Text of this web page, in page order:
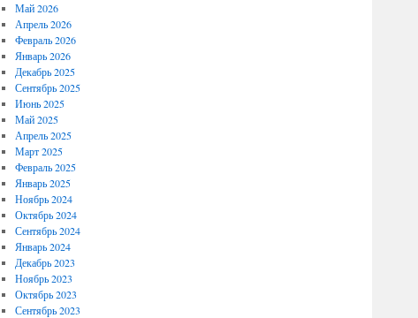
Май 2026
Апрель 2026
Февраль 2026
Январь 2026
Декабрь 2025
Сентябрь 2025
Июнь 2025
Май 2025
Апрель 2025
Март 2025
Февраль 2025
Январь 2025
Ноябрь 2024
Октябрь 2024
Сентябрь 2024
Январь 2024
Декабрь 2023
Ноябрь 2023
Октябрь 2023
Сентябрь 2023